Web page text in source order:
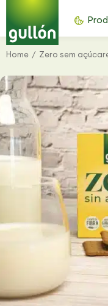
You are here:
Home Zero sem